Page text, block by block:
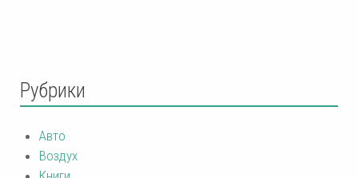
Рубрики
Авто
Воздух